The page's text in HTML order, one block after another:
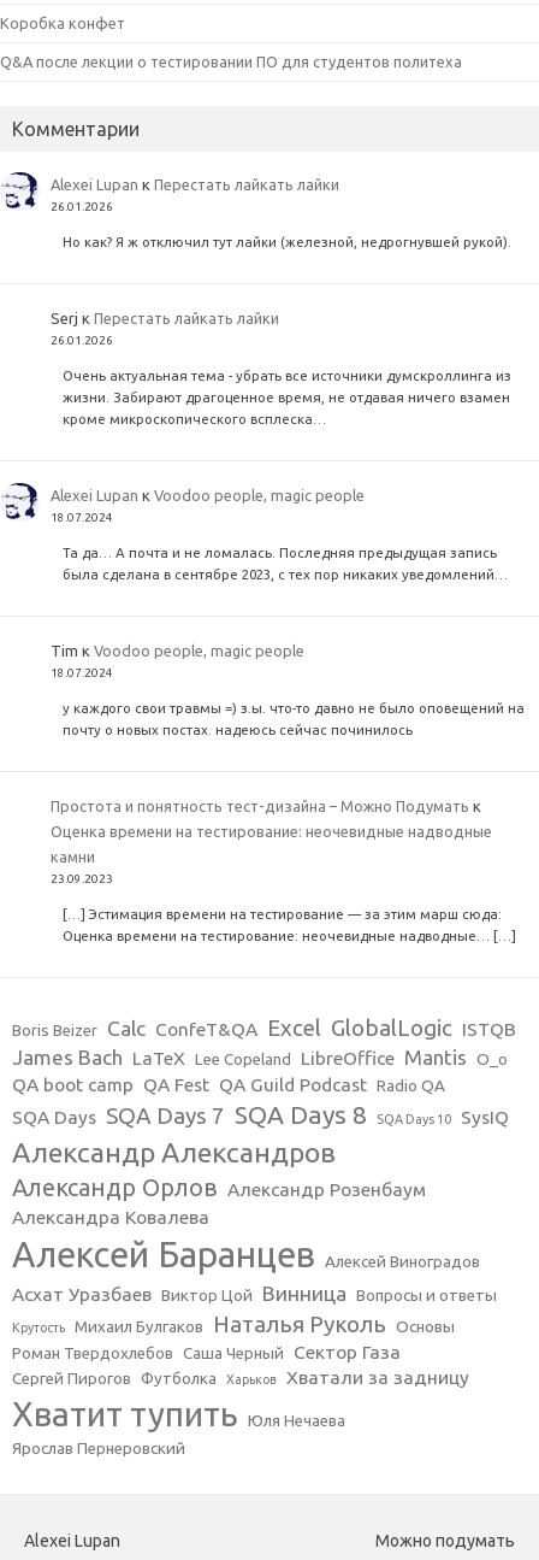
Коробка конфет
Q&A после лекции о тестировании ПО для студентов политеха
Комментарии
Alexei Lupan кПерестать лайкать лайки
26.01.2026
Но как? Я ж отключил тут лайки (железной, недрогнувшей рукой).
Serj кПерестать лайкать лайки
26.01.2026
Очень актуальная тема - убрать все источники думскроллинга из
жизни. Забирают драгоценное время, не отдавая ничего взамен
кроме микроскопического всплеска…
Alexei Lupan кVoodoo people, magic people
18.07.2024
Та да… А почта и не ломалась. Последняя предыдущая запись
была сделана в сентябре 2023, с тех пор никаких уведомлений…
Tim кVoodoo people, magic people
18.07.2024
у каждого свои травмы =) з.ы. что-то давно не было оповещений на
почту о новых постах. надеюсь сейчас починилось
Простота и понятность тест-дизайна – Можно Подумать к
Оценка времени на тестирование: неочевидные надводные
камни
23.09.2023
[…] Эстимация времени на тестирование — за этим марш сюда:
Оценка времени на тестирование: неочевидные надводные… […]
Boris Beizer Calc ConfeT&QA Excel GlobalLogic ISTQB
James Bach LaTeX Lee Copeland LibreOffice Mantis O_o
QA boot camp QA Fest QA Guild Podcast Radio QA
SQA Days SQA Days 7 SQA Days 8 SQA Days 10 SysIQ
Александр Александров
Александр Орлов Александр Розенбаум
Александра Ковалева
Алексей Баранцев Алексей Виноградов
Асхат Уразбаев Виктор Цой Винница Вопросы и ответы
Крутость Михаил Булгаков Наталья Руколь Основы
Роман Твердохлебов Саша Черный Сектор Газа
Сергей Пирогов Футболка Харьков Хватали за задницу
Хватит тупить Юля Нечаева
Ярослав Пернеровский
Alexei Lupan Можно подумать